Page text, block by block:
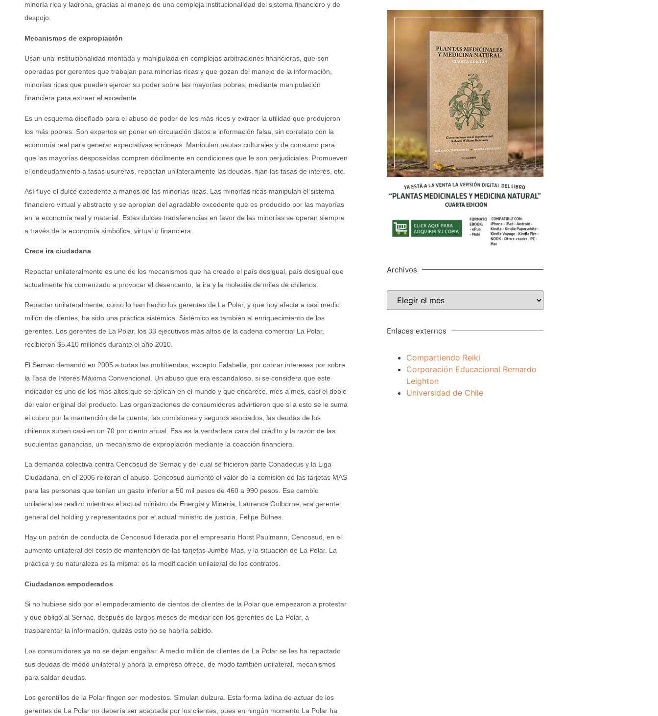
minoría rica y ladrona, gracias al manejo de una compleja institucionalidad del sistema financiero y de
despojo.
Mecanismos de expropiación
Usan una institucionalidad montada y manipulada en complejas arbitraciones financieras, que son
operadas por gerentes que trabajan para minorías ricas y que gozan del manejo de la información,
minorías ricas que pueden ejercer su poder sobre las mayorías pobres, mediante manipulación
financiera para extraer el excedente.
Es un esquema diseñado para el abuso de poder de los más ricos y extraer la utilidad que produjeron
los más pobres. Son expertos en poner en circulación datos e información falsa, sin correlato con la
economía real para generar expectativas erróneas. Manipulan pautas culturales y de consumo para
que las mayorías desposeídas compren dócilmente en condiciones que le son perjudiciales. Promueven
el endeudamiento a tasas usureras, repactan unilateralmente las deudas, fijan las tasas de interés, etc.
Así fluye el dulce excedente a manos de las minorías ricas. Las minorías ricas manipulan el sistema
financiero virtual y abstracto y se apropian del agradable excedente que es producido por las mayorías
en la economía real y material. Estas dulces transferencias en favor de las minorías se operan siempre
a través de la economía simbólica, virtual o financiera.
Crece ira ciudadana
Repactar unilateralmente es uno de los mecanismos que ha creado el país desigual, país desigual que
actualmente ha comenzado a provocar el desencanto, la ira y la molestia de miles de chilenos.
Repactar unilateralmente, como lo han hecho los gerentes de La Polar, y que hoy afecta a casi medio
millón de clientes, ha sido una práctica sistémica. Sistémico es también el enriquecimiento de los
gerentes. Los gerentes de La Polar, los 33 ejecutivos más altos de la cadena comercial La Polar,
recibieron $5.410 millones durante el año 2010.
El Sernac demandó en 2005 a todas las multitiendas, excepto Falabella, por cobrar intereses por sobre
la Tasa de Interés Máxima Convencional. Un abuso que era escandaloso, si se considera que este
indicador es uno de los más altos que se aplican en el mundo y que encarece, mes a mes, casi el doble
del valor original del producto. Las organizaciones de consumidores advirtieron que si a esto se le suma
el cobro por la mantención de la cuenta, las comisiones y seguros asociados, las deudas de los
chilenos suben casi en un 70 por ciento anual. Esa es la verdadera cara del crédito y la razón de las
suculentas ganancias, un mecanismo de expropiación mediante la coacción financiera.
La demanda colectiva contra Cencosud de Sernac y del cual se hicieron parte Conadecus y la Liga
Ciudadana, en el 2006 reiteran el abuso. Cencosud aumentó el valor de la comisión de las tarjetas MAS
para las personas que tenían un gasto inferior a 50 mil pesos de 460 a 990 pesos. Ese cambio
unilateral se realizó mientras el actual ministro de Energía y Minería, Laurence Golborne, era gerente
general del holding y representados por el actual ministro de justicia, Felipe Bulnes.
Hay un patrón de conducta de Cencosud liderada por el empresario Horst Paulmann, Cencosud, en el
aumento unilateral del costo de mantención de las tarjetas Jumbo Mas, y la situación de La Polar. La
práctica y su naturaleza es la misma: es la modificación unilateral de los contratos.
Ciudadanos empoderados
Si no hubiese sido por el empoderamiento de cientos de clientes de la Polar que empezaron a protestar
y que obligó al Sernac, después de largos meses de mediar con los gerentes de La Polar, a
trasparentar la información, quizás esto no se habría sabido.
Los consumidores ya no se dejan engañar. A medio millón de clientes de La Polar se les ha repactado
sus deudas de modo unilateral y ahora la empresa ofrece, de modo también unilateral, mecanismos
para saldar deudas.
Los gerentillos de la Polar fingen ser modestos. Simulan dulzura. Esta forma ladina de actuar de los
gerentes de La Polar no debería ser aceptada por los clientes, pues en ningún momento La Polar ha
Archivos
Enlaces externos
Compartiendo Reiki
Corporación Educacional Bernardo
Leighton
Universidad de Chile